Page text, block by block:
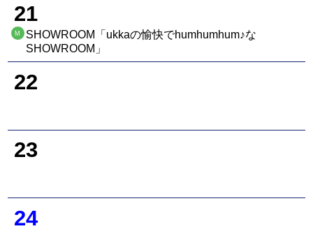
21
M
SHOWROOM「ukkaの愉快でhumhumhum♪な
SHOWROOM」
22
23
24